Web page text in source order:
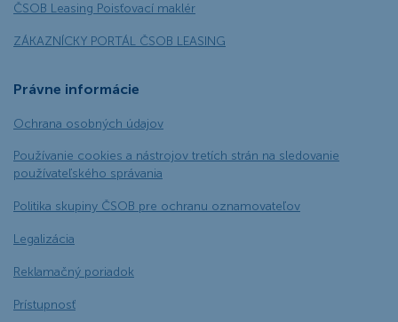
ČSOB Leasing Poisťovací maklér
ZÁKAZNÍCKY PORTÁL ČSOB LEASING
Právne informácie
Ochrana osobných údajov
Používanie cookies a nástrojov tretích strán na sledovanie
používateľského správania
Politika skupiny ČSOB pre ochranu oznamovateľov
Legalizácia
Reklamačný poriadok
Prístupnosť